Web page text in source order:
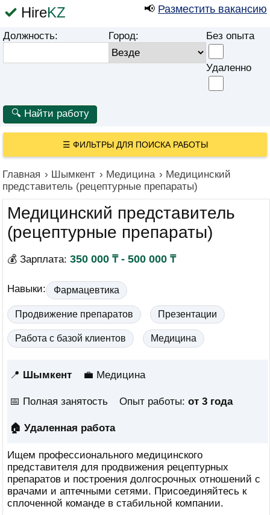
HireKZ 📢 Разместить вакансию
Должность: Город: Без опыта
Удаленно
☰ ФИЛЬТРЫ ДЛЯ ПОИСКА РАБОТЫ
Главная › Шымкент › Медицина › Медицинский
представитель (рецептурные препараты)
Медицинский представитель
(рецептурные препараты)
💰 Зарплата: 350 000 ₸ - 500 000 ₸
Навыки: Фармацевтика
Продвижение препаратов Презентации
Работа с базой клиентов Медицина
📍 Шымкент 💼 Медицина
📅 Полная занятость Опыт работы: от 3 года
🏠 Удаленная работа
Ищем профессионального медицинского
представителя для продвижения рецептурных
препаратов и построения долгосрочных отношений с
врачами и аптечными сетями. Присоединяйтесь к
сплоченной команде в стабильной компании.